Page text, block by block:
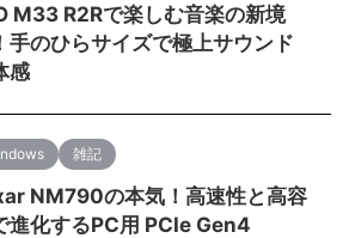
M33 R2Rで楽しむ音楽の新境
手のひらサイズで極上サウンド
感
雑記
NM790の本気！高速性と高容
進化するPC用 PCIe Gen4